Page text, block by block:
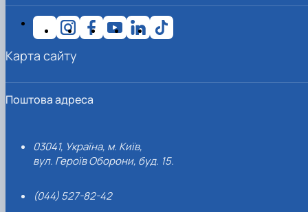
Поштова адреса
03041, Україна, м. Київ,
вул. Героїв Оборони, буд. 15.
(044) 527-82-42
Карта сайту